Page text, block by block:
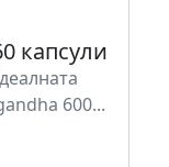
капсули
600...